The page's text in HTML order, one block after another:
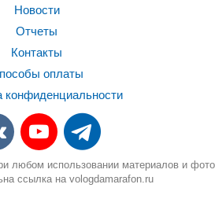
Новости
Отчеты
Контакты
оплаты
конфиденциальности
любом использовании материалов и фото
ссылка на vologdamarafon.ru